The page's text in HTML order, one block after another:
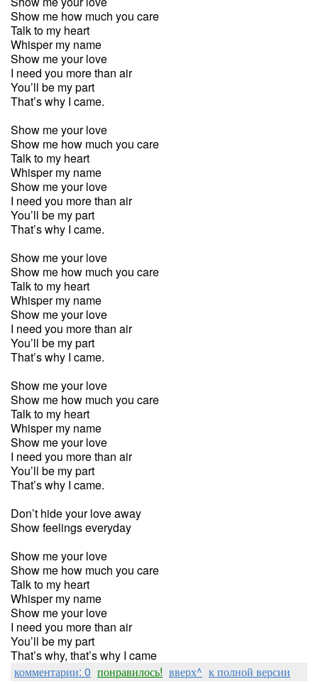
Show me how much you care
Talk to my heart
Whisper my name
Show me your love
I need you more than air
You’ll be my part
That’s why I came.
Show me your love
Show me how much you care
Talk to my heart
Whisper my name
Show me your love
I need you more than air
You’ll be my part
That’s why I came.
Show me your love
Show me how much you care
Talk to my heart
Whisper my name
Show me your love
I need you more than air
You’ll be my part
That’s why I came.
Show me your love
Show me how much you care
Talk to my heart
Whisper my name
Show me your love
I need you more than air
You’ll be my part
That’s why I came.
Don’t hide your love away
Show feelings everyday
Show me your love
Show me how much you care
Talk to my heart
Whisper my name
Show me your love
I need you more than air
You’ll be my part
That’s why, that’s why I came
комментарии: 0 понравилось! вверх^ к полной версии